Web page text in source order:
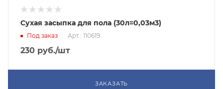
Сухая засыпка для пола (30л=0,03м3)
Под заказ Арт.: 110619
230 руб./шт
ЗАКАЗАТЬ